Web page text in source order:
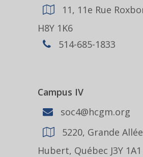
11, 11e Rue
H8Y 1K6
514-685-1833
Campus IV
soc4@hcgm.org
5220, Grande
Hubert, Québec J3Y 1A1